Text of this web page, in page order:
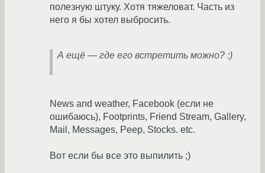
полезную штуку. Хотя тяжеловат. Часть из
него я бы хотел выбросить.
А ещё — где его встретить можно? :)
News and weather, Facebook (если не
ошибаюсь), Footprints, Friend Stream, Gallery,
Mail, Messages, Peep, Stocks. etc.
Вот если бы все это выпилить ;)